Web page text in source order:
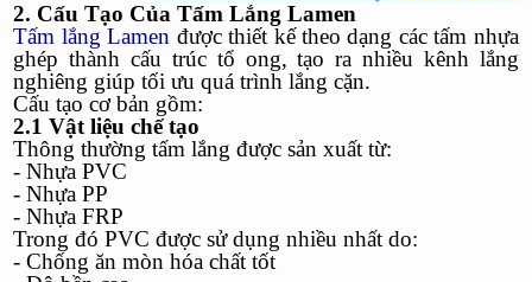
2. Cấu Tạo Của Tấm Lắng Lamen
Tấm lắng Lamen được thiết kế theo dạng các tấm nhựa
ghép thành cấu trúc tổ ong, tạo ra nhiều kênh lắng
nghiêng giúp tối ưu quá trình lắng cặn.
Cấu tạo cơ bản gồm:
2.1 Vật liệu chế tạo
Thông thường tấm lắng được sản xuất từ:
- Nhựa PVC
- Nhựa PP
- Nhựa FRP
Trong đó PVC được sử dụng nhiều nhất do:
- Chống ăn mòn hóa chất tốt